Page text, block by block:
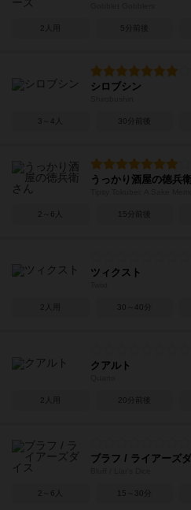
2人用 5分前後
シロブシン
3～4人 30分前後
うっかり酒屋の徳兵
2～6人 15分前後
ツィクスト
2人用 30～40分
クアルト
2人用 20分前後
ブラフ / ライアーズ
2～6人 15～30分